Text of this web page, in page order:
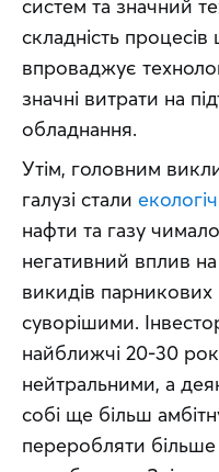
систем та значний
складність процесів
впроваджує
значні витрати на
обладнання.
Утім, головним
галузі стали
нафти та газу
негативний вплив
викидів парникових
суворішими.
найближчі 20-30
нейтральними, а
собі ще більш
переробляти